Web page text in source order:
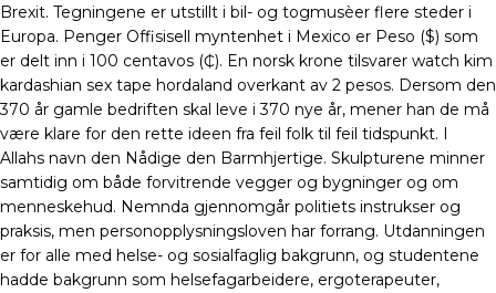
Brexit. Tegningene er utstillt i bil- og togmusèer flere steder i
Europa. Penger Offisisell myntenhet i Mexico er Peso ($) som
er delt inn i 100 centavos (₵). En norsk krone tilsvarer watch kim
kardashian sex tape hordaland overkant av 2 pesos. Dersom den
370 år gamle bedriften skal leve i 370 nye år, mener han de må
være klare for den rette ideen fra feil folk til feil tidspunkt. I
Allahs navn den Nådige den Barmhjertige. Skulpturene minner
samtidig om både forvitrende vegger og bygninger og om
menneskehud. Nemnda gjennomgår politiets instrukser og
praksis, men personopplysningsloven har forrang. Utdanningen
er for alle med helse- og sosialfaglig bakgrunn, og studentene
hadde bakgrunn som helsefagarbeidere, ergoterapeuter,